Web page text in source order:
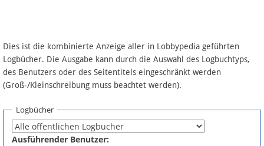
Artikel nach Kategorien
FAQ
Fördermitglied werden
Dies ist die kombinierte Anzeige aller in Lobbypedia geführten
Logbücher. Die Ausgabe kann durch die Auswahl des Logbuchtyps,
des Benutzers oder des Seitentitels eingeschränkt werden
(Groß-/Kleinschreibung muss beachtet werden).
Logbücher
Ausführender Benutzer: